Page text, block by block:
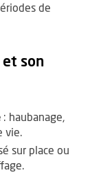
de
et son
: haubanage,
vie.
sur place ou